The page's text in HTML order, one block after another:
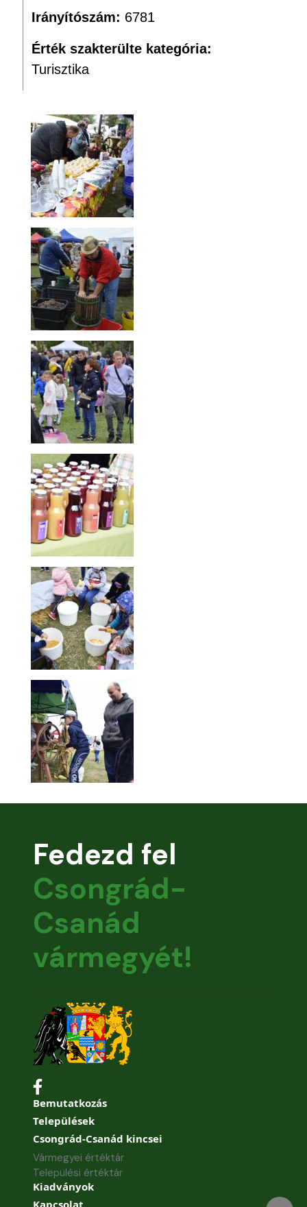
Irányítószám: 6781
Érték szakterülte kategória:
Turisztika
Fedezd fel
Csongrád-
Csanád
vármegyét!
Bemutatkozás
Települések
Csongrád-Csanád kincsei
Vármegyei értéktár
Települési értéktár
Kiadványok
Kapcsolat